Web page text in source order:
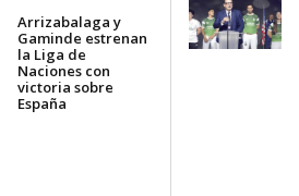
Arrizabalaga y
Gaminde estrenan
la Liga de
Naciones con
victoria sobre
España